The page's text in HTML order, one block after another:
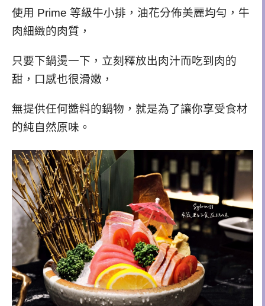
使用 Prime 等級牛小排，油花分佈美麗均勻， 牛
肉細緻的肉質，
只要下鍋燙一下， 立刻釋放出肉汁而吃到肉的
甜 ， 口感也很滑嫩，
無提供任何醬料的鍋物，就是為了讓你享受食材
的純自然原味 。